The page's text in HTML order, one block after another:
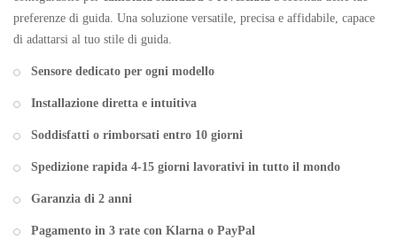
preferenze di guida. Una soluzione versatile, precisa e affidabile, capace
di adattarsi al tuo stile di guida.
Sensore dedicato per ogni modello
Installazione diretta e intuitiva
Soddisfatti o rimborsati entro 10 giorni
Spedizione rapida 4-15 giorni lavorativi in tutto il mondo
Garanzia di 2 anni
Pagamento in 3 rate con Klarna o PayPal